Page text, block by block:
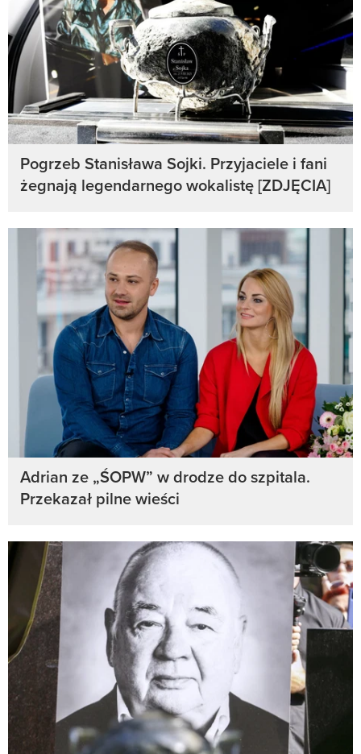
Pogrzeb Stanisława Sojki. Przyjaciele i fani
żegnają legendarnego wokalistę [ZDJĘCIA]
Adrian ze „ŚOPW” w drodze do szpitala.
Przekazał pilne wieści